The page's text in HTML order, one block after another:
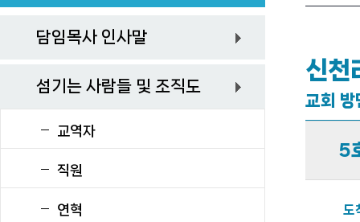
담임목사 인사말
섬기는 사람들 및 조직도
교역자
직원
연혁
신천
교회 방
5
도